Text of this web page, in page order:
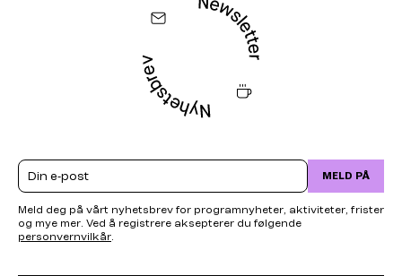
Email MELD PÅ
Meld deg på vårt nyhetsbrev for programnyheter, aktiviteter, frister
og mye mer. Ved å registrere aksepterer du følgende
personvernvilkår.